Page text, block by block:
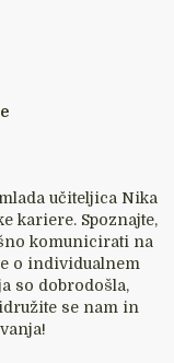
učiteljica Nika
kariere. Spoznajte,
komunicirati na
o individualnem
so dobrodošla,
se nam in